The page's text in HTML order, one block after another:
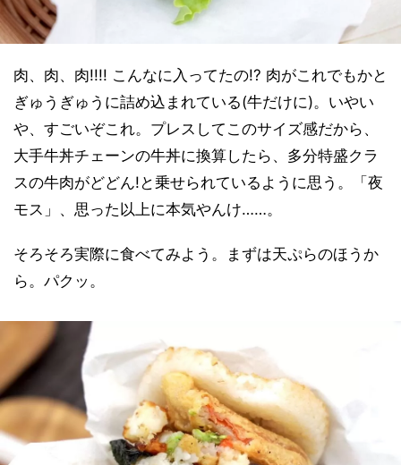
肉、肉、肉!!!! こんなに入ってたの!? 肉がこれでもかと
ぎゅうぎゅうに詰め込まれている(牛だけに)。いやい
や、すごいぞこれ。プレスしてこのサイズ感だから、
大手牛丼チェーンの牛丼に換算したら、多分特盛クラ
スの牛肉がどどん!と乗せられているように思う。「夜
モス」、思った以上に本気やんけ……。
そろそろ実際に食べてみよう。まずは天ぷらのほうか
ら。パクッ。